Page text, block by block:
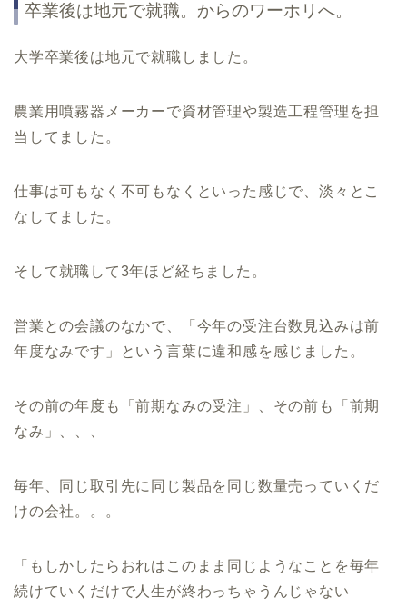
卒業後は地元で就職。からのワーホリへ。
大学卒業後は地元で就職しました。
農業用噴霧器メーカーで資材管理や製造工程管理を担
当してました。
仕事は可もなく不可もなくといった感じで、淡々とこ
なしてました。
そして就職して3年ほど経ちました。
営業との会議のなかで、「今年の受注台数見込みは前
年度なみです」という言葉に違和感を感じました。
その前の年度も「前期なみの受注」、その前も「前期
なみ」、、、
毎年、同じ取引先に同じ製品を同じ数量売っていくだ
けの会社。。。
「もしかしたらおれはこのまま同じようなことを毎年
続けていくだけで人生が終わっちゃうんじゃない